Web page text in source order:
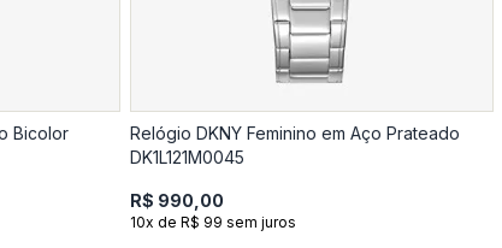
Bicolor
Relógio DKNY Feminino em Aço Prateado
DK1L121M0045
R$ 990,00
10x de R$ 99 sem juros